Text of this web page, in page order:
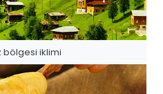
bölgesi iklimi